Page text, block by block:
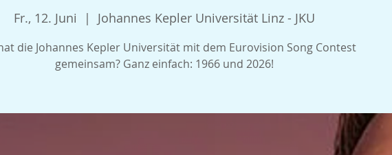
Fr., 12. Juni
  |
Johannes Kepler Universität Linz - JKU
die Johannes Kepler Universität mit dem Eurovision Song Contest
gemeinsam? Ganz einfach: 1966 und 2026!